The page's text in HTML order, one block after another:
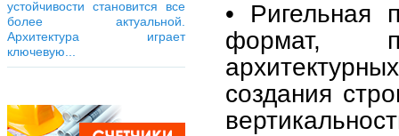
устойчивости становится все
более актуальной.
Архитектура играет
ключевую...
• Ригельная
формат,
создания